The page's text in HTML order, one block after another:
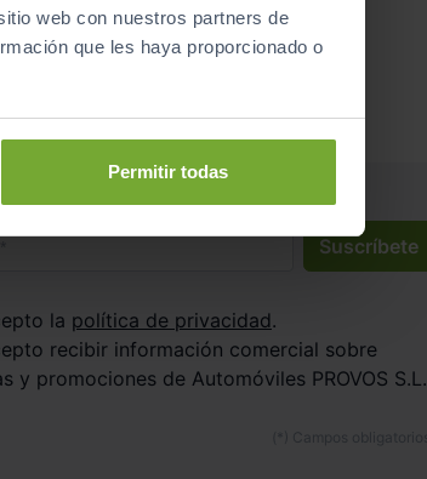
web con nuestros partners de
que les haya proporcionado o
Permitir todas
6.000 conductores satisfechos!
Suscríbete
la política de privacidad.
recibir información comercial sobre
y promociones de Automóviles PROVOS S.L.